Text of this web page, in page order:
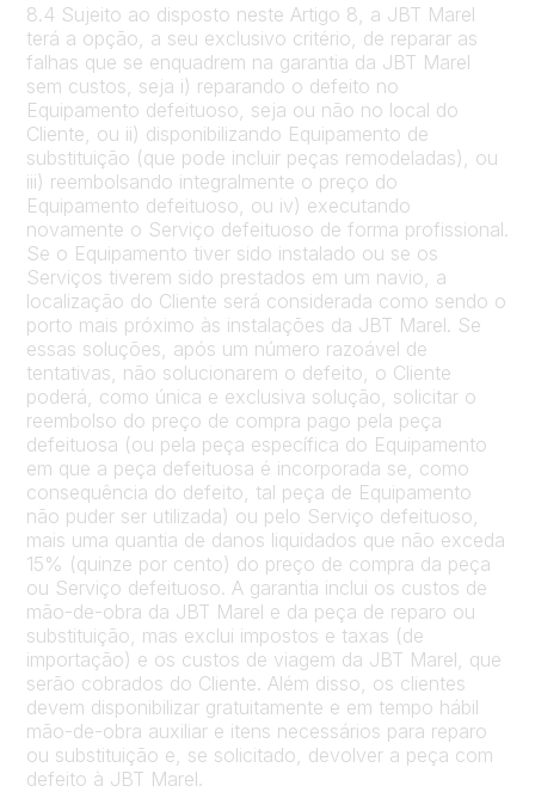
8.4 Sujeito ao disposto neste Artigo 8, a JBT Marel
terá a opção, a seu exclusivo critério, de reparar as
falhas que se enquadrem na garantia da JBT Marel
sem custos, seja i) reparando o defeito no
Equipamento defeituoso, seja ou não no local do
Cliente, ou ii) disponibilizando Equipamento de
substituição (que pode incluir peças remodeladas), ou
iii) reembolsando integralmente o preço do
Equipamento defeituoso, ou iv) executando
novamente o Serviço defeituoso de forma profissional.
Se o Equipamento tiver sido instalado ou se os
Serviços tiverem sido prestados em um navio, a
localização do Cliente será considerada como sendo o
porto mais próximo às instalações da JBT Marel. Se
essas soluções, após um número razoável de
tentativas, não solucionarem o defeito, o Cliente
poderá, como única e exclusiva solução, solicitar o
reembolso do preço de compra pago pela peça
defeituosa (ou pela peça específica do Equipamento
em que a peça defeituosa é incorporada se, como
consequência do defeito, tal peça de Equipamento
não puder ser utilizada) ou pelo Serviço defeituoso,
mais uma quantia de danos liquidados que não exceda
15% (quinze por cento) do preço de compra da peça
ou Serviço defeituoso. A garantia inclui os custos de
mão-de-obra da JBT Marel e da peça de reparo ou
substituição, mas exclui impostos e taxas (de
importação) e os custos de viagem da JBT Marel, que
serão cobrados do Cliente. Além disso, os clientes
devem disponibilizar gratuitamente e em tempo hábil
mão-de-obra auxiliar e itens necessários para reparo
ou substituição e, se solicitado, devolver a peça com
defeito à JBT Marel.